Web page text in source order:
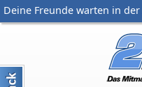
Deine Freunde warten in der